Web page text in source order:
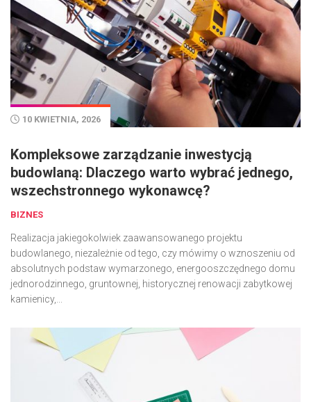
10 KWIETNIA, 2026
Kompleksowe zarządzanie inwestycją
budowlaną: Dlaczego warto wybrać jednego,
wszechstronnego wykonawcę?
BIZNES
Realizacja jakiegokolwiek zaawansowanego projektu
budowlanego, niezależnie od tego, czy mówimy o wznoszeniu od
absolutnych podstaw wymarzonego, energooszczędnego domu
jednorodzinnego, gruntownej, historycznej renowacji zabytkowej
kamienicy,...